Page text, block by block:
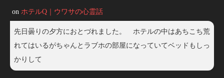
on ホテルQ｜ウワサの心霊話
先日曇りの夕方におとづれました。 ホテルの中はあちこち荒
れてはいるがちゃんとラブホの部屋になっていてベッドもしっ
かりして